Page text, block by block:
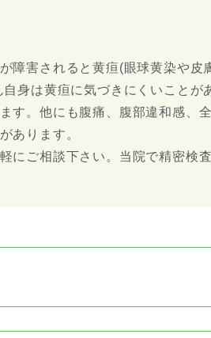
障害されると黄疸(眼球黄染や
身は黄疸に気づきにくいことが
す。他にも腹痛、腹部違和感、
あります。
にご相談下さい。当院で精密検査